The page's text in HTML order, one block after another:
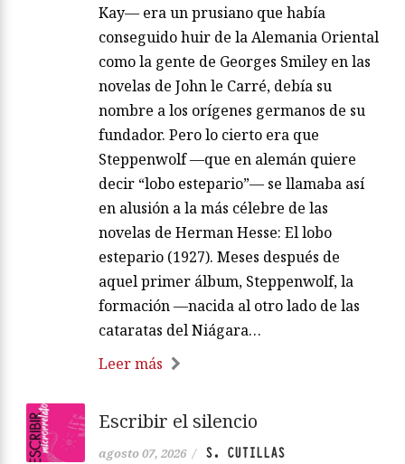
Kay— era un prusiano que había
conseguido huir de la Alemania Oriental
como la gente de Georges Smiley en las
novelas de John le Carré, debía su
nombre a los orígenes germanos de su
fundador. Pero lo cierto era que
Steppenwolf —que en alemán quiere
decir “lobo estepario”— se llamaba así
en alusión a la más célebre de las
novelas de Herman Hesse: El lobo
estepario (1927). Meses después de
aquel primer álbum, Steppenwolf, la
formación —nacida al otro lado de las
cataratas del Niágara…
Leer más
Escribir el silencio
agosto 07, 2026 / S. CUTILLAS